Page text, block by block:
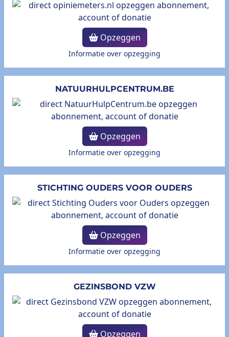
Opzeggen
Informatie over opzegging
NATUURHULPCENTRUM.BE
Opzeggen
Informatie over opzegging
STICHTING OUDERS VOOR OUDERS
Opzeggen
Informatie over opzegging
GEZINSBOND VZW
Opzeggen